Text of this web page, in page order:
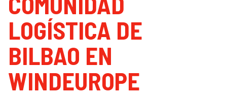
LOGÍSTICA DE
BILBAO EN
WINDEUROPE